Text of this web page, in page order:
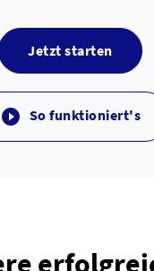
Jetzt starten
 So funktioniert's